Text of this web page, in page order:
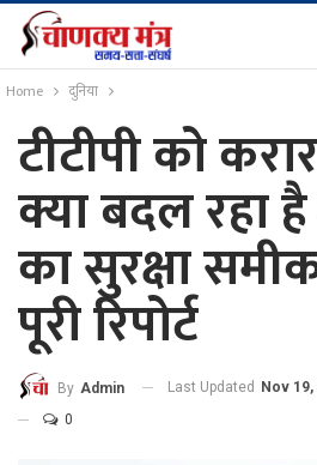
Home दुनिया
टीटीपी को
क्या बदल रहा
का सुरक्षा
पूरी रिपोर्ट
By Admin Last Updated
Nov 19,
0